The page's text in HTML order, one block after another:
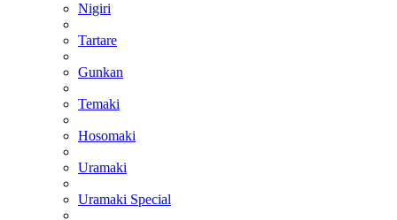
Nigiri
Tartare
Gunkan
Temaki
Hosomaki
Uramaki
Uramaki Special